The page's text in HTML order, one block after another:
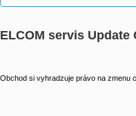
ELCOM servis Update
Obchod si vyhradzuje právo na zmenu